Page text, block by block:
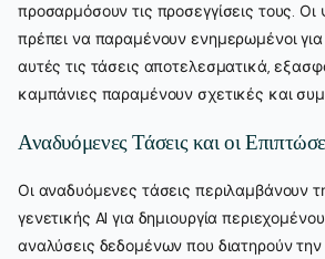
προσαρμόσουν τις προσεγγίσεις τους.
πρέπει να παραμένουν ενημερωμένοι
αυτές τις τάσεις αποτελεσματικά,
καμπάνιες παραμένουν σχετικές και
Αναδυόμενες Τάσεις και οι
Οι αναδυόμενες τάσεις περιλαμβάνουν
γενετικής AI για δημιουργία
αναλύσεις δεδομένων που διατηρούν την